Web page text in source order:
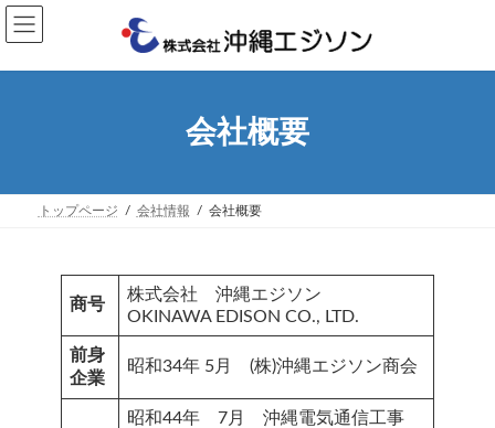
コ
ン
ン
ナ
ビ
ー
会社概要
トップページ 会社情報 会社概要
商号
株式会社 沖縄エジソン
OKINAWA EDISON CO., LTD.
前身
企業
昭和34年 5月 (株)沖縄エジソン商会
昭和44年 7月 沖縄電気通信工事